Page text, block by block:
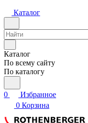
Каталог
Каталог
По всему сайту
По каталогу
0
Избранное
0 Корзина